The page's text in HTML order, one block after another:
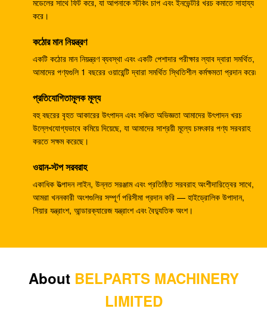
133-6907 জলবাহী র‌্যাম পাম্প, খননকারক E330B E345 এর জন্য
জলবাহী পাম্প
খননকারী জলবাহী প্রধান পাম্প DH370-9 370-9 গিয়ার পাম্প
DH370-7 370-7 K9005449 পাইলট পাম্প
গিয়ারবক্স হ্রাস
খননকারী PSVD2-17E জলবাহী র্যাম পাম্প PSVD2 EC35
VOE11806089 গিয়ার পাম্প
খননকারক E312V1 E312V2 ভ্রমণ হ্রাস 1107079 1107080
ভ্রমণ গিয়ারবক্স
খননকারক K1011413A ট্র্যাভেল গিয়ারবক্স DH258-7 DX260
DH255-5 DX255LC
খননকারী পাইলট পাম্প PC40-6 রাম পাম্প PC40 705-41-08010
করে।
কঠোর মান নিয়ন্ত্রণ
একটি কঠোর মান নিয়ন্ত্রণ ব্যবস্থা এবং একটি পেশাদার পরীক্ষার ল্যাব দ্বারা সমর্থিত,
আমাদের পণ্যগুলি 1 বছরের ওয়ারেন্টি দ্বারা সমর্থিত স্থিতিশীল কর্মক্ষমতা প্রদান করে৷
প্রতিযোগিতামূলক মূল্য
বহু বছরের বৃহত আকারের উৎপাদন এবং সঞ্চিত অভিজ্ঞতা আমাদের উৎপাদন খরচ
উল্লেখযোগ্যভাবে কমিয়ে দিয়েছে, যা আমাদের সাশ্রয়ী মূল্যে চমৎকার পণ্য সরবরাহ
করতে সক্ষম করেছে।
ওয়ান-স্টপ সরবরাহ
একাধিক উত্পাদন লাইন, উন্নত সরঞ্জাম এবং প্রতিষ্ঠিত সরবরাহ অংশীদারিত্বের সাথে,
আমরা খননকারী অংশগুলির সম্পূর্ণ পরিসীমা প্রদান করি — হাইড্রোলিক উপাদান,
গিয়ার যন্ত্রাংশ, আন্ডারক্যারেজ যন্ত্রাংশ এবং বৈদ্যুতিক অংশ।
About BELPARTS MACHINERY
LIMITED